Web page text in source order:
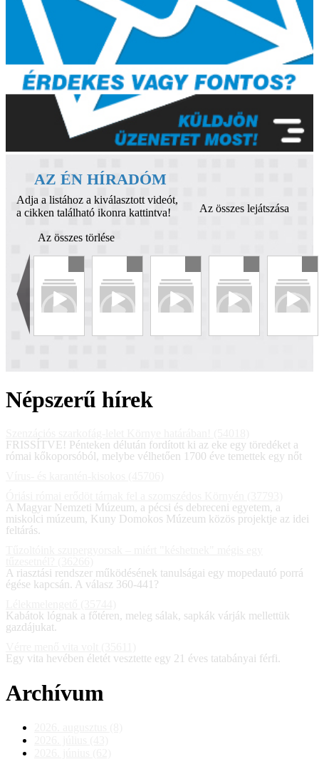
AZ ÉN HÍRADÓM
Adja a listához a kiválasztott videót,
a cikken található ikonra kattintva!
Az összes lejátszása
Az összes törlése
Népszerű hírek
FRISSÍTVE! Pénteken délután fordított ki az eke egy töredéket a
római kőkoporsóból, melybe vélhetően 1700 éve temettek egy nőt
A Magyar Nemzeti Múzeum, a pécsi és debreceni egyetem, a
miskolci múzeum, Kuny Domokos Múzeum közös projektje az idei
feltárás.
A riasztási rendszer működésének tanulságai egy mopedautó porrá
égése kapcsán. A válasz 360-441?
Kabátok lógnak a főtéren, meleg sálak, sapkák várják mellettük
gazdájukat.
Egy vita hevében életét vesztette egy 21 éves tatabányai férfi.
Archívum